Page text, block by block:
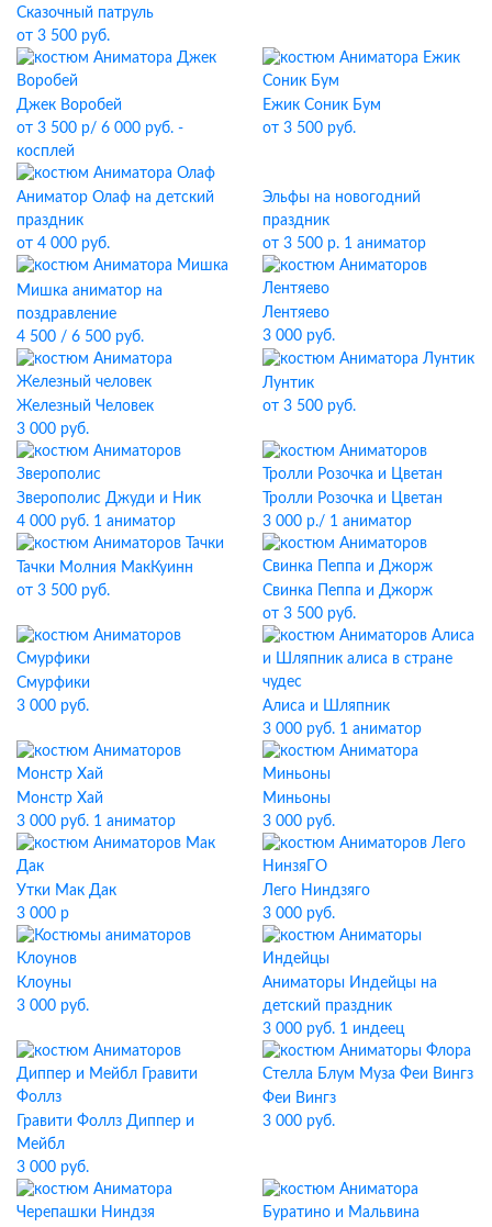
Сказочный патруль
от 3 500 руб.
Джек Воробей
от 3 500 р/ 6 000 руб. -
косплей
Ежик Соник Бум
от 3 500 руб.
Аниматор Олаф на детский
праздник
от 4 000 руб.
Эльфы на новогодний
праздник
от 3 500 р. 1 аниматор
Мишка аниматор на
поздравление
4 500 / 6 500 руб.
Лентяево
3 000 руб.
Железный Человек
3 000 руб.
Лунтик
от 3 500 руб.
Зверополис Джуди и Ник
4 000 руб. 1 аниматор
Тролли Розочка и Цветан
3 000 р./ 1 аниматор
Тачки Молния МакКуинн
от 3 500 руб.
Свинка Пеппа и Джорж
от 3 500 руб.
Смурфики
3 000 руб.
Алиса и Шляпник
3 000 руб. 1 аниматор
Монстр Хай
3 000 руб. 1 аниматор
Миньоны
3 000 руб.
Утки Мак Дак
3 000 р
Лего Ниндзяго
3 000 руб.
Клоуны
3 000 руб.
Аниматоры Индейцы на
детский праздник
3 000 руб. 1 индеец
Гравити Фоллз Диппер и
Мейбл
3 000 руб.
Феи Вингз
3 000 руб.